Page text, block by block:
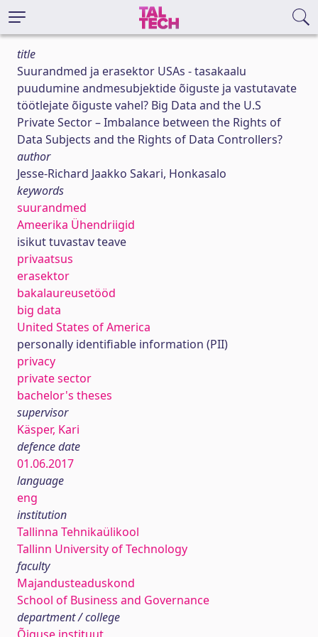
title
Suurandmed ja erasektor USAs - tasakaalu
puudumine andmesubjektide õiguste ja vastutavate
töötlejate õiguste vahel? Big Data and the U.S
Private Sector – Imbalance between the Rights of
Data Subjects and the Rights of Data Controllers?
author
Jesse-Richard Jaakko Sakari, Honkasalo
keywords
suurandmed
Ameerika Ühendriigid
isikut tuvastav teave
privaatsus
erasektor
bakalaureusetööd
big data
United States of America
personally identifiable information (PII)
privacy
private sector
bachelor's theses
supervisor
Käsper, Kari
defence date
01.06.2017
language
eng
institution
Tallinna Tehnikaülikool
Tallinn University of Technology
faculty
Majandusteaduskond
School of Business and Governance
department / college